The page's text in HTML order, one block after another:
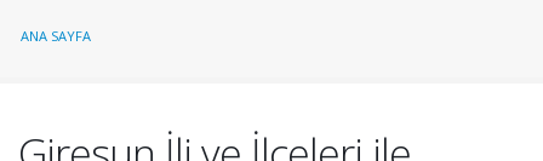
ANA SAYFA